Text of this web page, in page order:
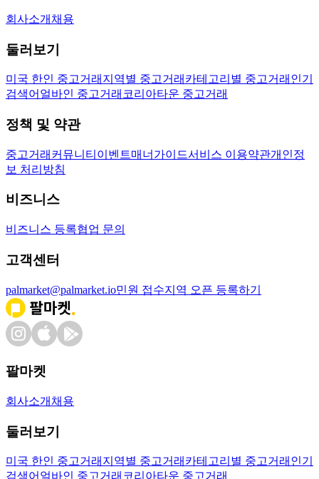
회사소개 채용
둘러보기
미국 한인 중고거래 지역별 중고거래 카테고리별 중고거래 인기
검색어 얼바인 중고거래 코리아타운 중고거래
정책 및 약관
중고거래 커뮤니티 이벤트매너가이드서비스 이용약관개인정
보 처리방침
비즈니스
비즈니스 등록협업 문의
고객센터
palmarket@palmarket.io민원 접수지역 오픈 등록하기
팔마켓
회사소개 채용
둘러보기
미국 한인 중고거래 지역별 중고거래 카테고리별 중고거래 인기
검색어 얼바인 중고거래 코리아타운 중고거래